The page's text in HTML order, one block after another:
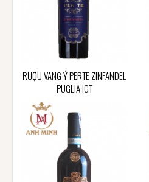
RƯỢU VANG Ý PERTE ZINFANDEL
PUGLIA IGT